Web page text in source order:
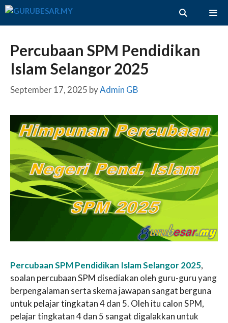
Skip
Percubaan SPM Pendidikan
Islam Selangor 2025
September 17, 2025 byAdmin GB
Percubaan SPM Pendidikan Islam Selangor 2025,
soalan percubaan SPM disediakan oleh guru-guru yang
berpengalaman serta skema jawapan sangat berguna
untuk pelajar tingkatan 4 dan 5. Oleh itu calon SPM,
pelajar tingkatan 4 dan 5 sangat digalakkan untuk